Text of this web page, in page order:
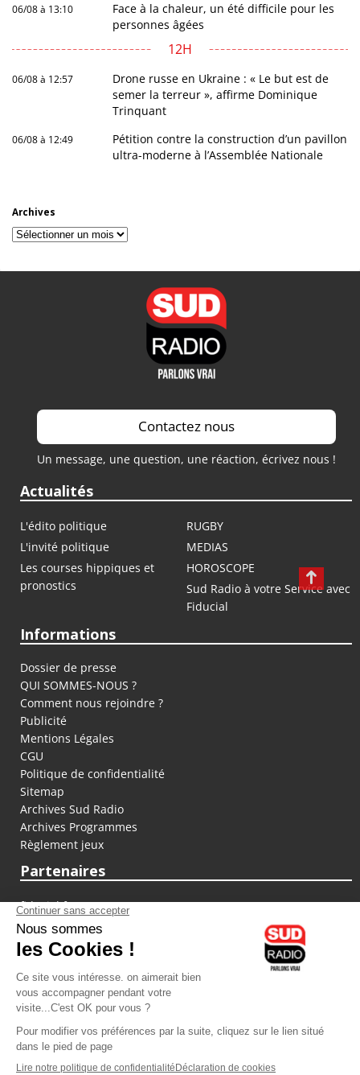
06/08 à 13:10
Face à la chaleur, un été difficile pour les
personnes âgées
12H
06/08 à 12:57
Drone russe en Ukraine : « Le but est de
semer la terreur », affirme Dominique
Trinquant
06/08 à 12:49
Pétition contre la construction d’un pavillon
ultra-moderne à l’Assemblée Nationale
Archives
Archives
Contactez nous
Un message, une question, une réaction, écrivez nous !
Actualités
L'édito politique
RUGBY
L'invité politique
MEDIAS
Les courses hippiques et
pronostics
HOROSCOPE
Sud Radio à votre Service avec
Fiducial
Informations
Dossier de presse
QUI SOMMES-NOUS ?
Comment nous rejoindre ?
Publicité
Mentions Légales
CGU
Politique de confidentialité
Sitemap
Archives Sud Radio
Archives Programmes
Règlement jeux
Partenaires
fiducial.fr
lyoncapitale.fr
olympique-et-lyonnais.com
L'application Iphone / Android
Téléchargez l'application
Les cookies